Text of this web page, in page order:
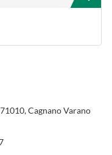
Cagnano Varano